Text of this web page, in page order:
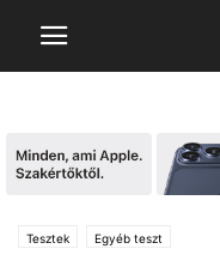
Tesztek Egyéb teszt